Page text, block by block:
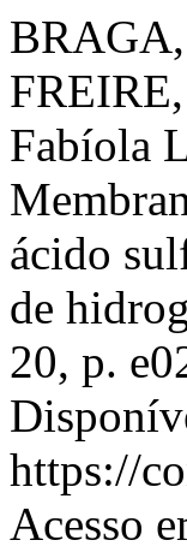
Fabíola
ácido
de
20, p.
https://
Acesso